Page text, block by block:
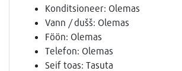
Konditsioneer: Olemas
Vann / dušš: Olemas
Föön: Olemas
Telefon: Olemas
Seif toas: Tasuta